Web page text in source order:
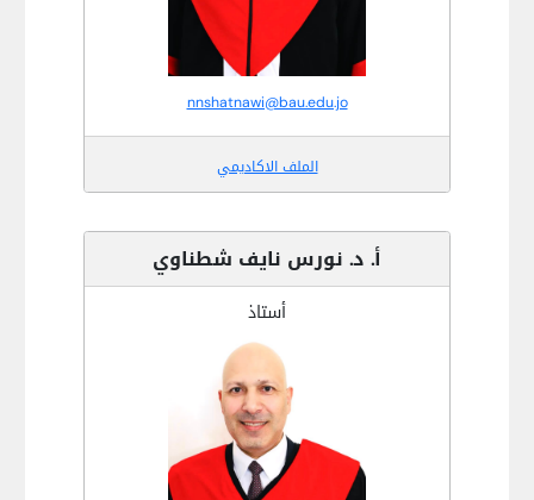
nnshatnawi@bau.edu.jo
الملف الاكاديمي
أ. د. نورس نايف شطناوي
أستاذ